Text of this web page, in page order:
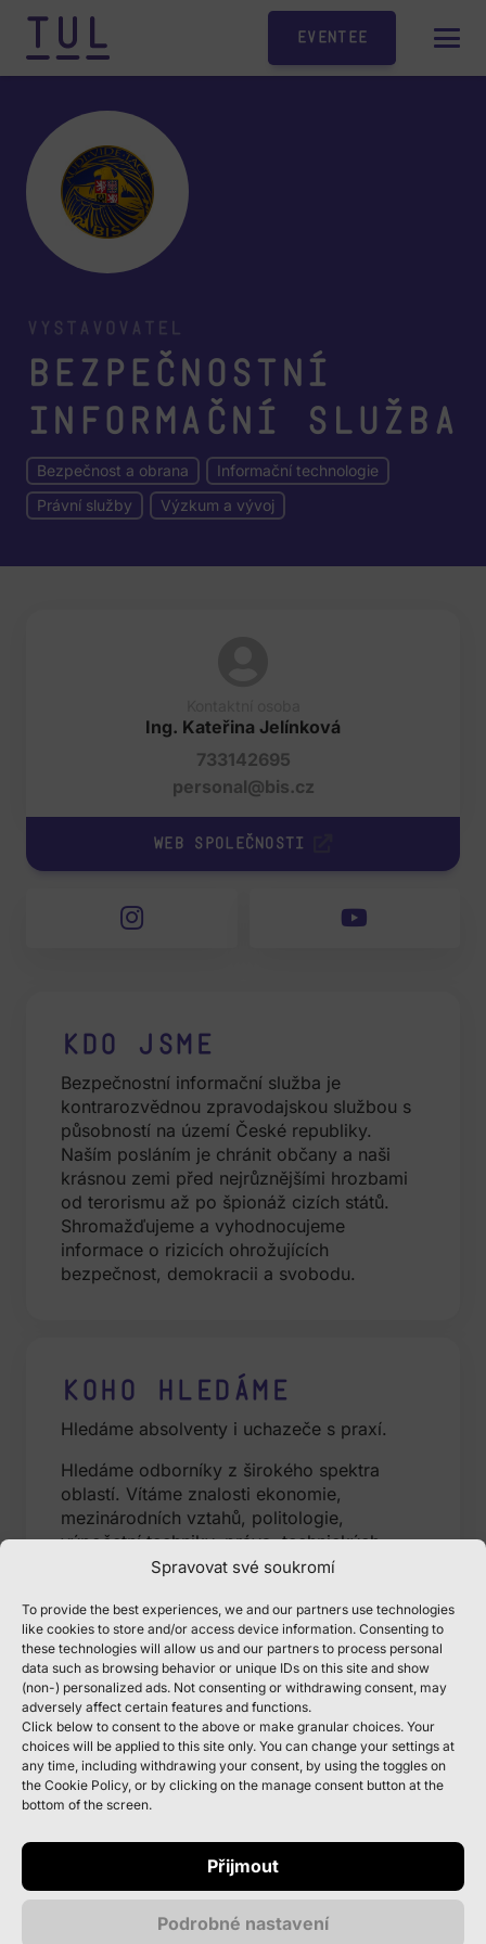
Spravovat své soukromí
To provide the best experiences, we and our partners use technologies
like cookies to store and/or access device information. Consenting to
these technologies will allow us and our partners to process personal
data such as browsing behavior or unique IDs on this site and show
(non-) personalized ads. Not consenting or withdrawing consent, may
adversely affect certain features and functions.
Click below to consent to the above or make granular choices. Your
choices will be applied to this site only. You can change your settings at
any time, including withdrawing your consent, by using the toggles on
the Cookie Policy, or by clicking on the manage consent button at the
bottom of the screen.
Přijmout
Podrobné nastavení
Eventee
Vystavovatel
Bezpečnostní
informační služba
Bezpečnost a obrana
Informační technologie
Právní služby
Výzkum a vývoj
Ing. Kateřina Jelínková
733142695
personal@bis.cz
Web společnosti
Kdo jsme
Bezpečnostní informační služba je
kontrarozvědnou zpravodajskou službou s
působností na území České republiky.
Naším posláním je chránit občany a naši
krásnou zemi před nejrůznějšími hrozbami
od terorismu až po špionáž cizích států.
Shromažďujeme a vyhodnocujeme
informace o rizicích ohrožujících
bezpečnost, demokracii a svobodu.
Koho hledáme
Hledáme absolventy i uchazeče s praxí.
Hledáme odborníky z širokého spektra
oblastí. Vítáme znalosti ekonomie,
mezinárodních vztahů, politologie,
výpočetní techniky, práva, technických
oborů a mnoha dalších.
Uplatnění u nás najdou i jazykoví specialisté
stejně jako lidé znalí administrativy nebo
manuálně zruční.
Co oceníme
(požadavky na
uchazeče)
Aktuálně hledáme uchazeče s
vysokoškolským vzděláním, kteří mají
zájem pracovat v oblasti získávání a